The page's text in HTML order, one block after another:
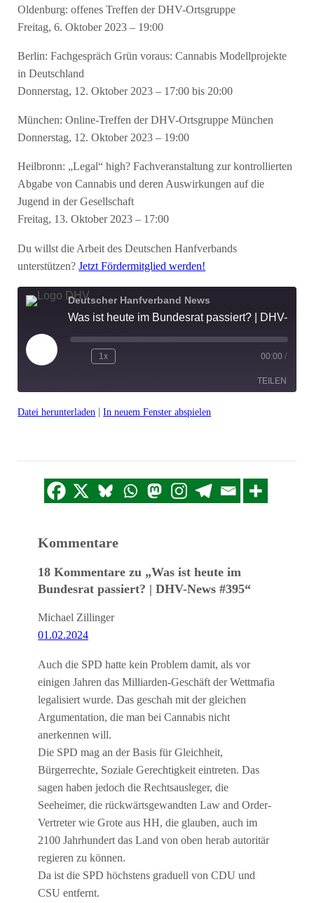
Oldenburg: offenes Treffen der DHV-Ortsgruppe
Freitag, 6. Oktober 2023 – 19:00
Berlin: Fachgespräch Grün voraus: Cannabis Modellprojekte
in Deutschland
Donnerstag, 12. Oktober 2023 – 17:00 bis 20:00
München: Online-Treffen der DHV-Ortsgruppe München
Donnerstag, 12. Oktober 2023 – 19:00
Heilbronn: „Legal“ high? Fachveranstaltung zur kontrollierten
Abgabe von Cannabis und deren Auswirkungen auf die
Jugend in der Gesellschaft
Freitag, 13. Oktober 2023 – 17:00
Du willst die Arbeit des Deutschen Hanfverbands
unterstützen?Jetzt Fördermitglied werden!
Deutscher Hanfverband News
Play
Episode
1x 00:00 /
TEILEN
EMBED
Datei herunterladen |In neuem Fenster abspielen
Kommentare
18 Kommentare zu „Was ist heute im
Bundesrat passiert? | DHV-News #395“
Michael Zillinger
01.02.2024
Auch die SPD hatte kein Problem damit, als vor
einigen Jahren das Milliarden-Geschäft der Wettmafia
legalisiert wurde. Das geschah mit der gleichen
Argumentation, die man bei Cannabis nicht
anerkennen will.
Die SPD mag an der Basis für Gleichheit,
Bürgerrechte, Soziale Gerechtigkeit eintreten. Das
sagen haben jedoch die Rechtsausleger, die
Seeheimer, die rückwärtsgewandten Law and Order-
Vertreter wie Grote aus HH, die glauben, auch im
2100 Jahrhundert das Land von oben herab autoritär
regieren zu können.
Da ist die SPD höchstens graduell von CDU und
CSU entfernt.